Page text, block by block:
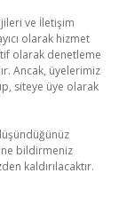
ve İletişim
olarak hizmet
olarak denetleme
Ancak, üyelerimiz
siteye üye olarak
bildirmeniz
kaldırılacaktır.